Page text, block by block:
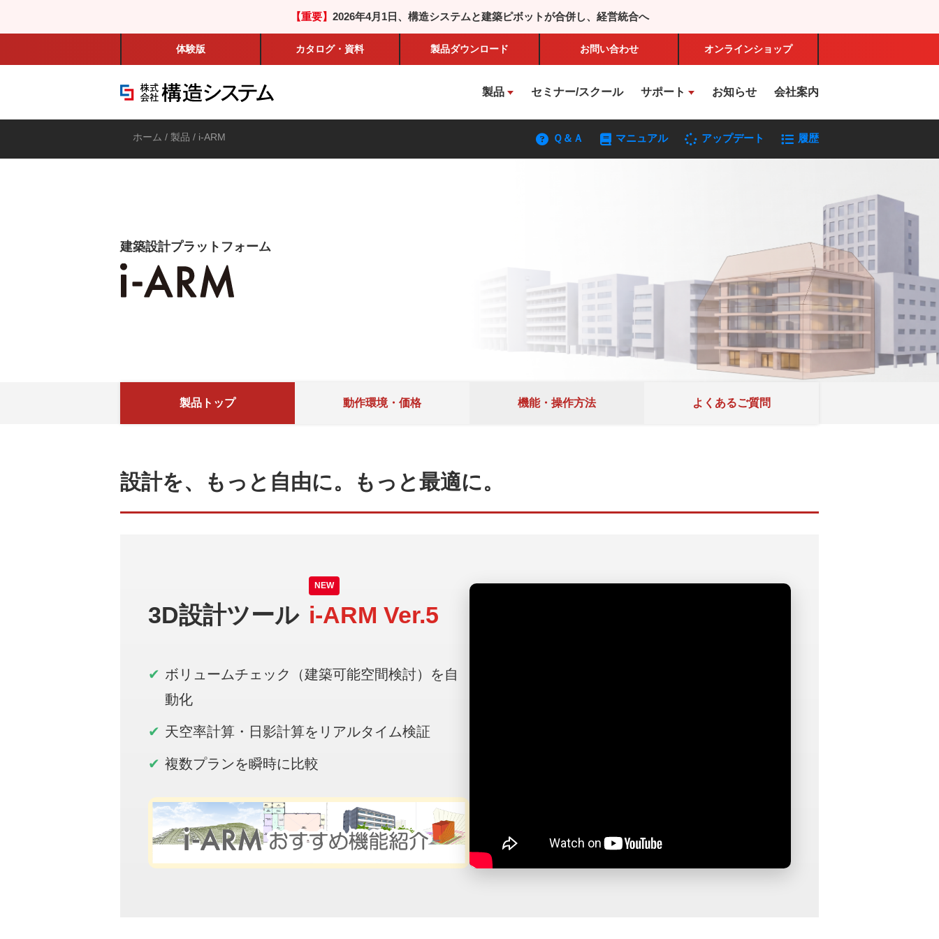
【重要】 2026年4月1日、構造システムと建築ピボットが合併し、経営統合へ
体験版 カタログ・資料 製品ダウンロード お問い合わせ オンラインショップ
製品 セミナー/スクール サポート お知らせ 会社案内
ホーム / 製品 / i-ARM Ｑ＆Ａ マニュアル アップデート 履歴
建築設計プラットフォーム
製品トップ 動作環境・価格 機能・操作方法 よくあるご質問
設計を、もっと自由に。もっと最適に。
3D設計ツール
NEW
i-ARM Ver.5
ボリュームチェック（建築可能空間検討）を自
動化
天空率計算・日影計算をリアルタイム検証
複数プランを瞬時に比較